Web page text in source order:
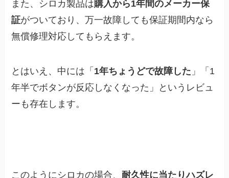
また、シロカ製品は購入から1年間のメーカー保
証がついており、万一故障しても保証期間内なら
無償修理対応してもらえます。
とはいえ、中には「 1年ちょうどで故障した 」「1
年半でボタンが反応しなくなった」というレビュ
ーも存在します。
このようにシロカの場合、 耐久性に当たりハズレ